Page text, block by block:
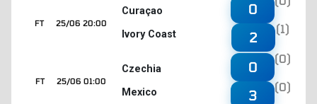
25/06 20:00
FT
Curaçao
Ivory Coast
0
2
(1)
25/06 01:00
FT
Czechia
Mexico
0
(0)
3
(0)